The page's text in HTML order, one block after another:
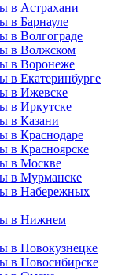
в Астрахани
в Барнауле
в Волгограде
в Волжском
в Воронеже
в Екатеринбурге
в Ижевске
в Иркутске
в Казани
в Краснодаре
в Красноярске
в Москве
в Мурманске
в Набережных
в Нижнем
в Новокузнецке
в Новосибирске